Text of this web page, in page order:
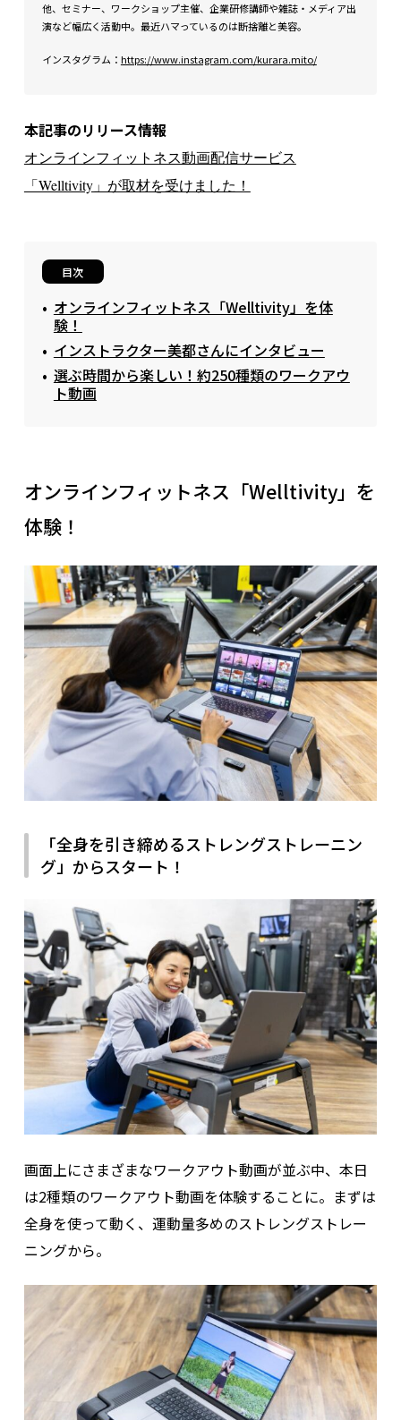
他、セミナー、ワークショップ主催、企業研修講師や雑誌・メディア出
演など幅広く活動中。最近ハマっているのは断捨離と美容。
インスタグラム： https://www.instagram.com/kurara.mito/
本記事のリリース情報
オンラインフィットネス動画配信サービス
「Welltivity」が取材を受けました！
目次
オンラインフィットネス「Welltivity」を体
験！
インストラクター美都さんにインタビュー
選ぶ時間から楽しい！約250種類のワークアウ
ト動画
オンラインフィットネス「Welltivity」を
体験！
「全身を引き締めるストレングストレーニン
グ」からスタート！
画面上にさまざまなワークアウト動画が並ぶ中、本日
は2種類のワークアウト動画を体験することに。まずは
全身を使って動く、運動量多めのストレングストレー
ニングから。